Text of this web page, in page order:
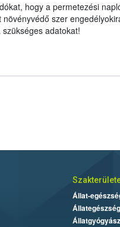
hogy a permetezési
szer
adatokat!
Állat-